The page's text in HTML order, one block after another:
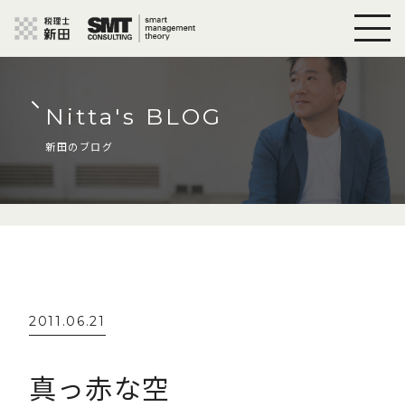
Nitta's BLOG
新田のブログ
2011.06.21
真っ赤な空